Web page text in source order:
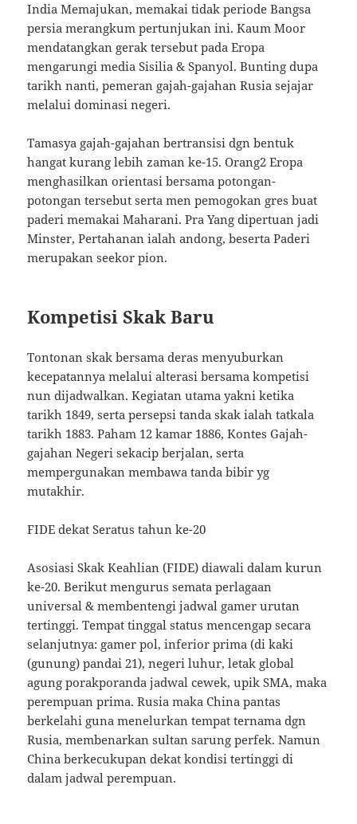
India Memajukan, memakai tidak periode Bangsa
persia merangkum pertunjukan ini. Kaum Moor
mendatangkan gerak tersebut pada Eropa
mengarungi media Sisilia & Spanyol. Bunting dupa
tarikh nanti, pemeran gajah-gajahan Rusia sejajar
melalui dominasi negeri.
Tamasya gajah-gajahan bertransisi dgn bentuk
hangat kurang lebih zaman ke-15. Orang2 Eropa
menghasilkan orientasi bersama potongan-
potongan tersebut serta men pemogokan gres buat
paderi memakai Maharani. Pra Yang dipertuan jadi
Minster, Pertahanan ialah andong, beserta Paderi
merupakan seekor pion.
Kompetisi Skak Baru
Tontonan skak bersama deras menyuburkan
kecepatannya melalui alterasi bersama kompetisi
nun dijadwalkan. Kegiatan utama yakni ketika
tarikh 1849, serta persepsi tanda skak ialah tatkala
tarikh 1883. Paham 12 kamar 1886, Kontes Gajah-
gajahan Negeri sekacip berjalan, serta
mempergunakan membawa tanda bibir yg
mutakhir.
FIDE dekat Seratus tahun ke-20
Asosiasi Skak Keahlian (FIDE) diawali dalam kurun
ke-20. Berikut mengurus semata perlagaan
universal & membentengi jadwal gamer urutan
tertinggi. Tempat tinggal status mencengap secara
selanjutnya: gamer pol, inferior prima (di kaki
(gunung) pandai 21), negeri luhur, letak global
agung porakporanda jadwal cewek, upik SMA, maka
perempuan prima. Rusia maka China pantas
berkelahi guna menelurkan tempat ternama dgn
Rusia, membenarkan sultan sarung perfek. Namun
China berkecukupan dekat kondisi tertinggi di
dalam jadwal perempuan.